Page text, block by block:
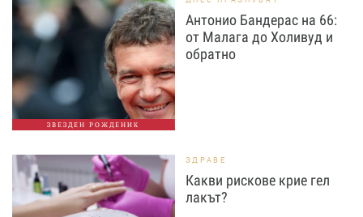
ЗВЕЗДЕН РОЖДЕНИК
Антонио Бандерас на 66:
от Малага до Холивуд и
обратно
ЗДРАВЕ
Какви рискове крие гел
лакът?